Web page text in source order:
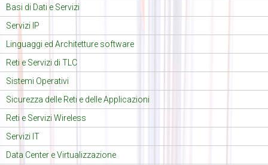
Basi di Dati e Servizi
Servizi IP
Linguaggi ed Architetture software
Reti e Servizi di TLC
Sistemi Operativi
Sicurezza delle Reti e delle Applicazioni
Reti e Servizi Wireless
Servizi IT
Data Center e Virtualizzazione